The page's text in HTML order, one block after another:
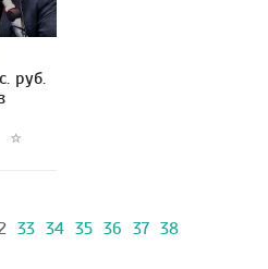
руб.
33 34 35 36 37 38